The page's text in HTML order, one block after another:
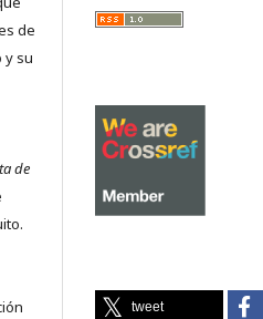
de
y su
de
tweet